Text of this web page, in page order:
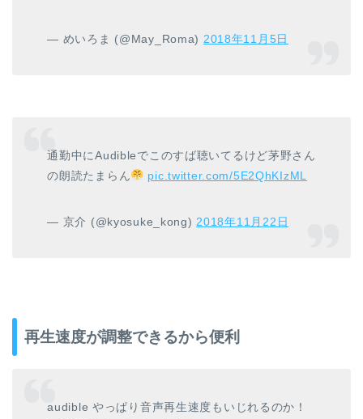
— めいろま (@May_Roma) 2018年11月5日
通勤中にAudibleでこのすば聴いてるけど茅野さん
の朗読たまらん
pic.twitter.com/5E2QhKIzML
— 京介 (@kyosuke_kong) 2018年11月22日
再生速度が調整できるから便利
audible やっぱり音声再生速度もいじれるのか！